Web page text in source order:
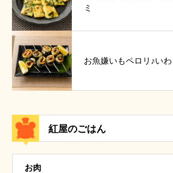
ミ
お魚嫌いもペロリ♪い
紅屋のごはん
お肉